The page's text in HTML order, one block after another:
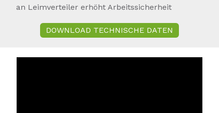
an Leimverteiler erhöht Arbeitssicherheit
DOWNLOAD TECHNISCHE DATEN